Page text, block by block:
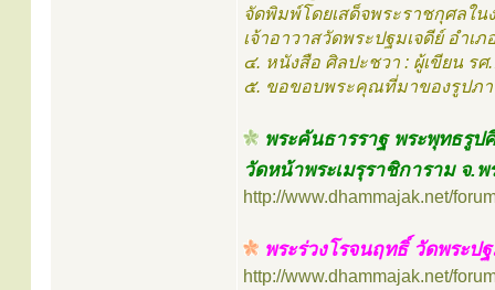
จัดพิมพ์โดยเสด็จพระราชกุศลใ
เจ้าอาวาสวัดพระปฐมเจดีย์ อำ
๔. หนังสือ ศิลปะชวา : ผู้เขียน ร
๕. ขอขอบพระคุณที่มาของรูปภ
พระคันธารราฐ พระพุทธรูป
วัดหน้าพระเมรุราชิการาม จ.
http://www.dhammajak.net/
พระร่วงโรจนฤทธิ์ วัดพระป
http://www.dhammajak.net/